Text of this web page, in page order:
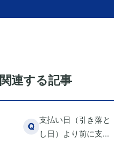
関連する記事
Q
支払い日（引き落と
し日）より前に支払